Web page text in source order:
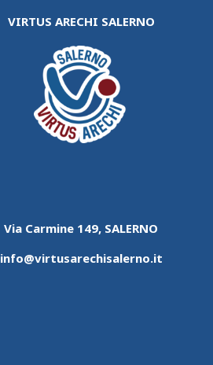
VIRTUS ARECHI SALERNO
Via Carmine 149, SALERNO
info@virtusarechisalerno.it